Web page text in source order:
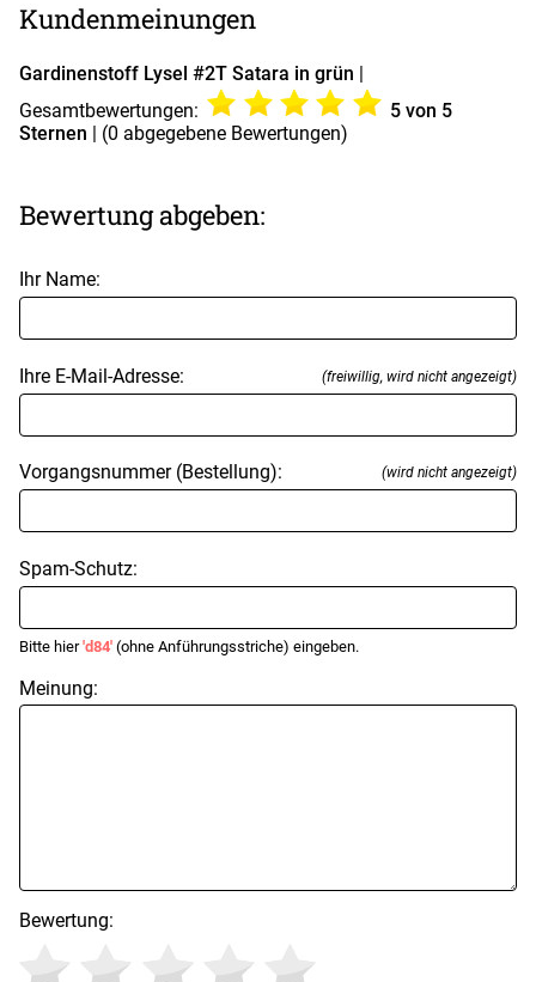
Kundenmeinungen
Gardinenstoff Lysel #2T Satara in grün |
Gesamtbewertungen:
5von 5
Sternen
| (0 abgegebene Bewertungen)
Bewertung abgeben:
Ihr Name:
Ihre E-Mail-Adresse: (freiwillig, wird nicht angezeigt)
Vorgangsnummer (Bestellung): (wird nicht angezeigt)
Spam-Schutz:
Bitte hier'd84' (ohne Anführungsstriche) eingeben.
Meinung:
Bewertung: